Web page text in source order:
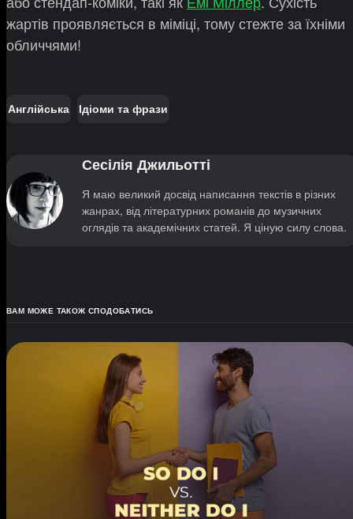
жартів проявляється в міміці, тому стежте за їхніми
обличчями!
Англійська Ідіоми та фрази
Сесілія Джильотті
Я маю великий досвід написання текстів в різних
жанрах, від літературних романів до музичних
оглядів та академічних статей. Я ціную силу слова.
ВАМ МОЖЕ ТАКОЖ СПОДОБАТИСЬ